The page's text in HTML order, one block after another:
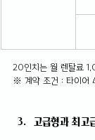
20인치는 월 렌탈료
※ 계약 조건 : 타이어
고급형과 최고